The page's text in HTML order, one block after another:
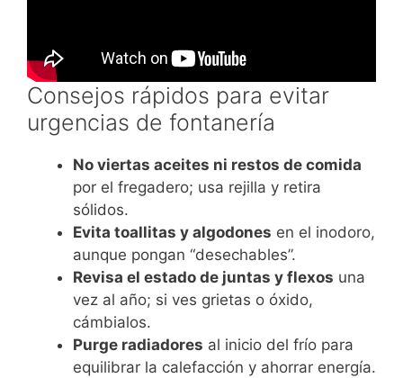
Consejos rápidos para evitar
urgencias de fontanería
No viertas aceites ni restos de comida
por el fregadero; usa rejilla y retira
sólidos.
Evita toallitas y algodones en el inodoro,
aunque pongan “desechables”.
Revisa el estado de juntas y flexos una
vez al año; si ves grietas o óxido,
cámbialos.
Purge radiadores al inicio del frío para
equilibrar la calefacción y ahorrar energía.